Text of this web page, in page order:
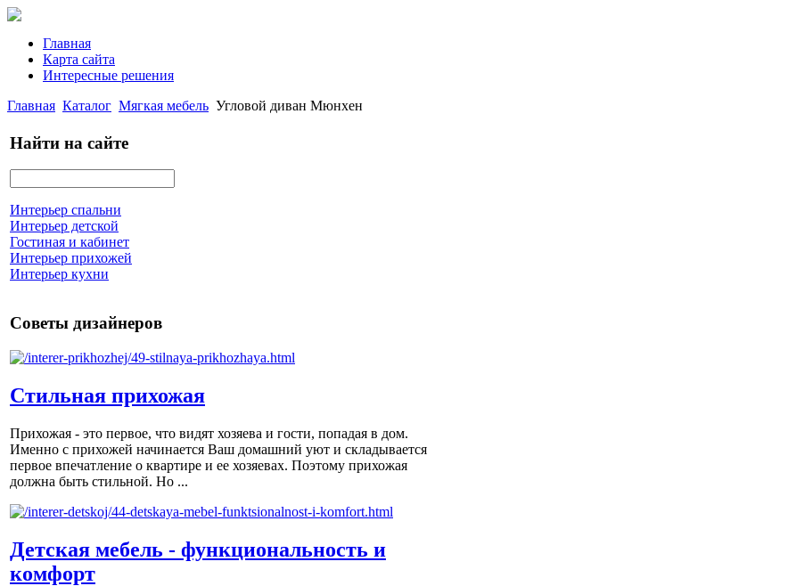
Главная
Карта сайта
Интересные решения
Главная Каталог Мягкая мебель Угловой диван Мюнхен
Найти на сайте
Интерьер спальни
Интерьер детской
Гостиная и кабинет
Интерьер прихожей
Интерьер кухни
Советы дизайнеров
Стильная прихожая
Прихожая - это первое, что видят хозяева и гости, попадая в дом.
Именно с прихожей начинается Ваш домашний уют и складывается
первое впечатление о квартире и ее хозяевах. Поэтому прихожая
должна быть стильной. Но ...
Детская мебель - функциональность и
комфорт